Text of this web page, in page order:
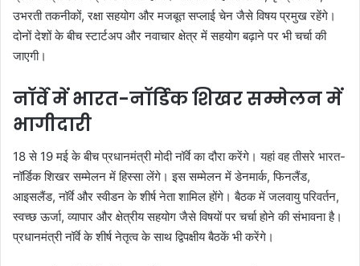
उभरती तकनीकों, रक्षा सहयोग और मजबूत सप्लाई चेन जैसे विषय प्रमुख रहेंगे।
दोनों देशों के बीच स्टार्टअप और नवाचार क्षेत्र में सहयोग बढ़ाने पर भी चर्चा की
जाएगी।
नॉर्वे में भारत-नॉर्डिक शिखर सम्मेलन में
भागीदारी
18 से 19 मई के बीच प्रधानमंत्री मोदी नॉर्वे का दौरा करेंगे। यहां वह तीसरे भारत-
नॉर्डिक शिखर सम्मेलन में हिस्सा लेंगे। इस सम्मेलन में डेनमार्क, फिनलैंड,
आइसलैंड, नॉर्वे और स्वीडन के शीर्ष नेता शामिल होंगे। बैठक में जलवायु परिवर्तन,
स्वच्छ ऊर्जा, व्यापार और क्षेत्रीय सहयोग जैसे विषयों पर चर्चा होने की संभावना है।
प्रधानमंत्री नॉर्वे के शीर्ष नेतृत्व के साथ द्विपक्षीय बैठकें भी करेंगे।